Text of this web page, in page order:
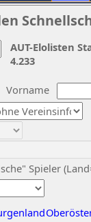
Vorname
Spieler
AUT-Elolisten
4.233